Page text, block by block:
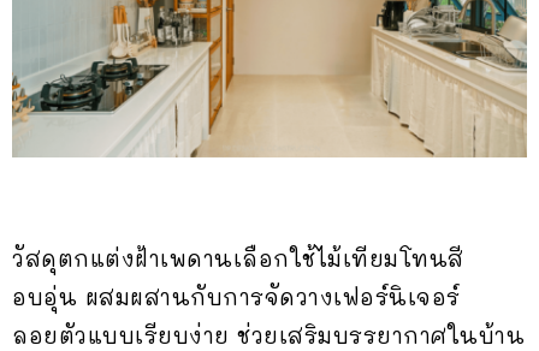
วัสดุตกแต่งฝ้าเพดานเลือกใช้ไม้เทียมโทนสี
อบอุ่น ผสมผสานกับการจัดวางเฟอร์นิเจอร์
ลอยตัวแบบเรียบง่าย ช่วยเสริมบรรยากาศในบ้าน